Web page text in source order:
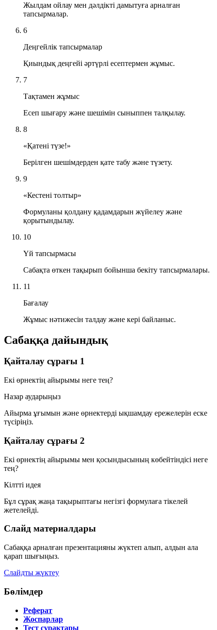
Жылдам ойлау мен дәлдікті дамытуға арналған
тапсырмалар.
6
Деңгейлік тапсырмалар
Қиындық деңгейі әртүрлі есептермен жұмыс.
7
Тақтамен жұмыс
Есеп шығару және шешімін сыныппен талқылау.
8
«Қатені түзе!»
Берілген шешімдерден қате табу және түзету.
9
«Кестені толтыр»
Формуланы қолдану қадамдарын жүйелеу және
қорытындылау.
10
Үй тапсырмасы
Сабақта өткен тақырып бойынша бекіту тапсырмалары.
11
Бағалау
Жұмыс нәтижесін талдау және кері байланыс.
Сабаққа дайындық
Қайталау сұрағы 1
Екі өрнектің айырымы неге тең?
Назар аударыңыз
Айырма ұғымын және өрнектерді ықшамдау ережелерін еске
түсіріңіз.
Қайталау сұрағы 2
Екі өрнектің айырымы мен қосындысының көбейтіндісі неге
тең?
Кілтті идея
Бұл сұрақ жаңа тақырыптағы негізгі формулаға тікелей
жетелейді.
Слайд материалдары
Сабаққа арналған презентацияны жүктеп алып, алдын ала
қарап шығыңыз.
Слайдты жүктеу
Бөлімдер
Реферат
Жоспарлар
Тест сұрақтары